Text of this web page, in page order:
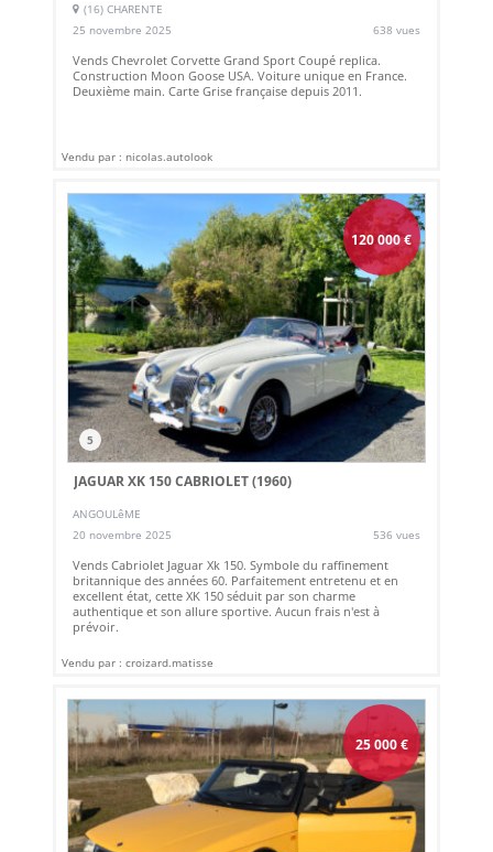
(16) CHARENTE
25 novembre 2025
638 vues
Vends Chevrolet Corvette Grand Sport Coupé replica.
Construction Moon Goose USA. Voiture unique en France.
Deuxième main. Carte Grise française depuis 2011.
Vendu par : nicolas.autolook
120 000€
5
JAGUAR XK 150 CABRIOLET (1960)
ANGOULêME
20 novembre 2025
536 vues
Vends Cabriolet Jaguar Xk 150. Symbole du raffinement
britannique des années 60. Parfaitement entretenu et en
excellent état, cette XK 150 séduit par son charme
authentique et son allure sportive. Aucun frais n'est à
prévoir.
Vendu par : croizard.matisse
25 000€